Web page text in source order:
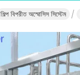
শিল্প বিপরীত অস্মোসিস সিস্টেম